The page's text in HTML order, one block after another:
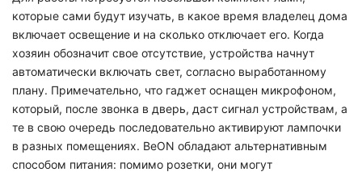
которые сами будут изучать, в какое время владелец дома
включает освещение и на сколько отключает его. Когда
хозяин обозначит свое отсутствие, устройства начнут
автоматически включать свет, согласно выработанному
плану. Примечательно, что гаджет оснащен микрофоном,
который, после звонка в дверь, даст сигнал устройствам, а
те в свою очередь последовательно активируют лампочки
в разных помещениях. BeON обладают альтернативным
способом питания: помимо розетки, они могут